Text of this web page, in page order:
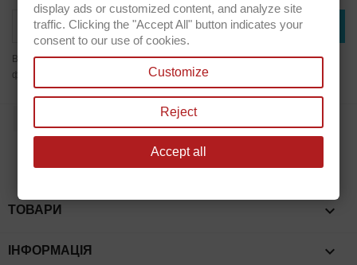
Ви зможете скасувати підписку в будь-який час, написавши нам через
форму зворотнього зв'язку.
ТОВАРИ 
ІНФОРМАЦІЯ 
display ads or customized content, and analyze site
traffic. Clicking the "Accept All" button indicates your
consent to our use of cookies.
Customize
Reject
Accept all